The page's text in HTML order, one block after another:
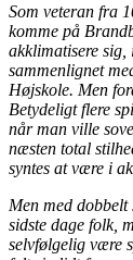
Som veteran fra
komme på
akklimatisere sig,
sammenlignet
Højskole. Men
Betydeligt flere
når man ville
næsten total
syntes at være i
Men med
sidste dage folk,
selvfølgelig være